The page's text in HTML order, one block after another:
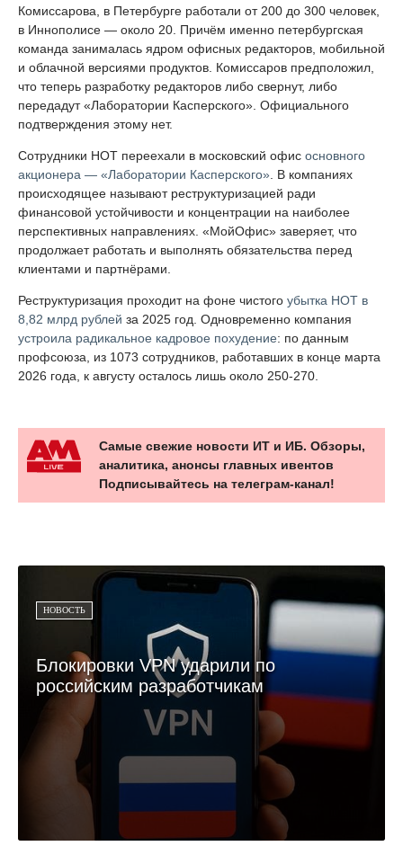
Комиссарова, в Петербурге работали от 200 до 300 человек,
в Иннополисе — около 20. Причём именно петербургская
команда занималась ядром офисных редакторов, мобильной
и облачной версиями продуктов. Комиссаров предположил,
что теперь разработку редакторов либо свернут, либо
передадут «Лаборатории Касперского». Официального
подтверждения этому нет.
Сотрудники НОТ переехали в московский офис основного
акционера — «Лаборатории Касперского» . В компаниях
происходящее называют реструктуризацией ради
финансовой устойчивости и концентрации на наиболее
перспективных направлениях. «МойОфис» заверяет, что
продолжает работать и выполнять обязательства перед
клиентами и партнёрами.
Реструктуризация проходит на фоне чистого убытка НОТ в
8,82 млрд рублей за 2025 год. Одновременно компания
устроила радикальное кадровое похудение: по данным
профсоюза, из 1073 сотрудников, работавших в конце марта
2026 года, к августу осталось лишь около 250-270.
Самые свежие новости ИТ и ИБ. Обзоры,
аналитика, анонсы главных ивентов
Подписывайтесь на телеграм-канал!
НОВОСТЬ
Блокировки VPN ударили по
российским разработчикам